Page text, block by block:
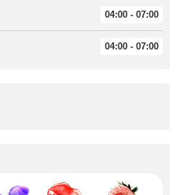
04:00 - 07:00
04:00 - 07:00